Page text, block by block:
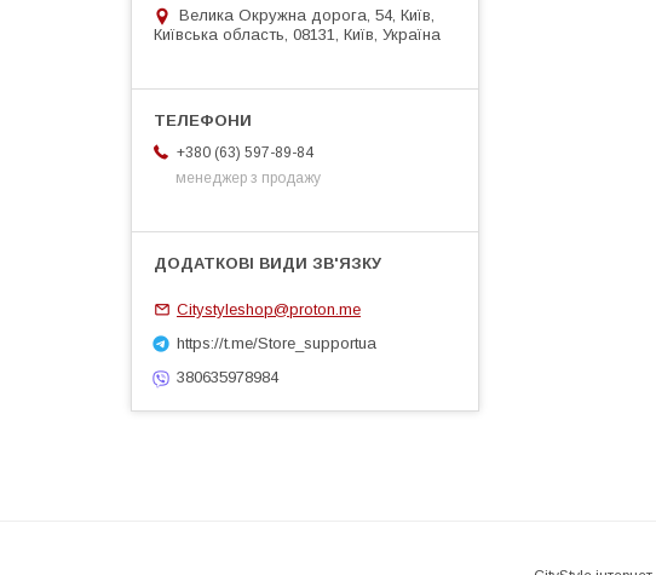
Велика Окружна дорога, 54, Київ,
Київська область, 08131, Київ, Україна
+380 (63) 597-89-84
менеджер з продажу
Citystyleshop@proton.me
https://t.me/Store_supportua
380635978984